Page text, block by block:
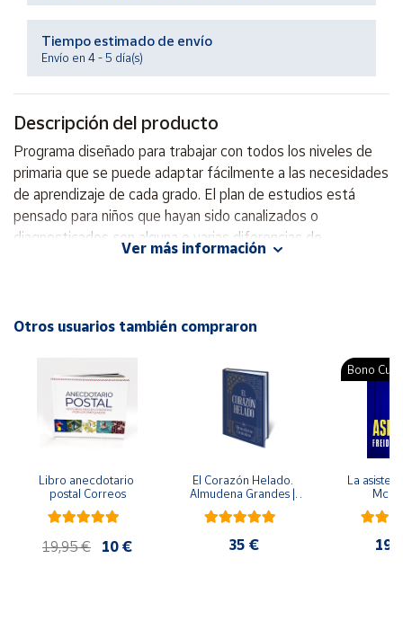
Vendedores
Mapa de
vendedores
Hazte
vendedor
Área
vendedor
cliente
Ubicación
Península
Canarias,
Ceuta y
Melilla
Tiempo estimado de envío
Envío en 4 - 5 día(s)
Descripción del producto
Programa diseñado para trabajar con todos los niveles de
primaria que se puede adaptar fácilmente a las necesidades
de aprendizaje de cada grado. El plan de estudios está
pensado para niños que hayan sido canalizados o
diagnosticados con alguna o varias diferencias de
Editorial: PAX
Ver más información
Otros usuarios también compraron
Libro anecdotario
postal Correos
19,95 € 10 €
El Corazón Helado.
Almudena Grandes |
Edición especial de
lujo | Libro con sello y
35 €
Bono
La